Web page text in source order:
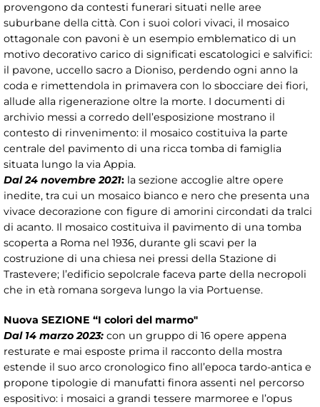
provengono da contesti funerari situati nelle aree
suburbane della città. Con i suoi colori vivaci, il mosaico
ottagonale con pavoni è un esempio emblematico di un
motivo decorativo carico di significati escatologici e salvifici:
il pavone, uccello sacro a Dioniso, perdendo ogni anno la
coda e rimettendola in primavera con lo sbocciare dei fiori,
allude alla rigenerazione oltre la morte. I documenti di
archivio messi a corredo dell’esposizione mostrano il
contesto di rinvenimento: il mosaico costituiva la parte
centrale del pavimento di una ricca tomba di famiglia
situata lungo la via Appia.
Dal 24 novembre 2021: la sezione accoglie altre opere
inedite, tra cui un mosaico bianco e nero che presenta una
vivace decorazione con figure di amorini circondati da tralci
di acanto. Il mosaico costituiva il pavimento di una tomba
scoperta a Roma nel 1936, durante gli scavi per la
costruzione di una chiesa nei pressi della Stazione di
Trastevere; l’edificio sepolcrale faceva parte della necropoli
che in età romana sorgeva lungo la via Portuense.
Nuova SEZIONE “I colori del marmo"
Dal 14 marzo 2023: con un gruppo di 16 opere appena
resturate e mai esposte prima il racconto della mostra
estende il suo arco cronologico fino all’epoca tardo-antica e
propone tipologie di manufatti finora assenti nel percorso
espositivo: i mosaici a grandi tessere marmoree e l’opus